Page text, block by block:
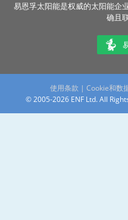
易恩孚太阳能是权威的太阳能企
确且
使用条款 | Cookie和数
© 2005-2026 ENF Ltd. All